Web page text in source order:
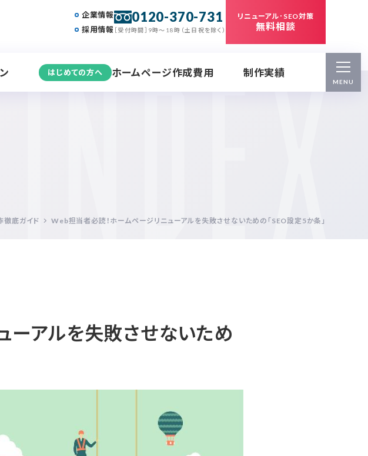
企業情報
採用情報
0120-370-731
［受付時間］9時～18時（土日祝を除く）
リニューアル･SEO対策
無料相談
はじめての方へ ホームページ作成費用 制作実績
MENU
徹底ガイド Web担当者必読！ホームページリニューアルを失敗させないための「SEO設定5か条」
ーアルを失敗させないため